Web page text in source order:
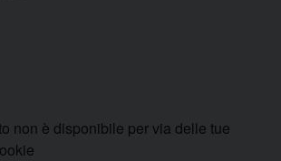
non è disponibile per via delle tue